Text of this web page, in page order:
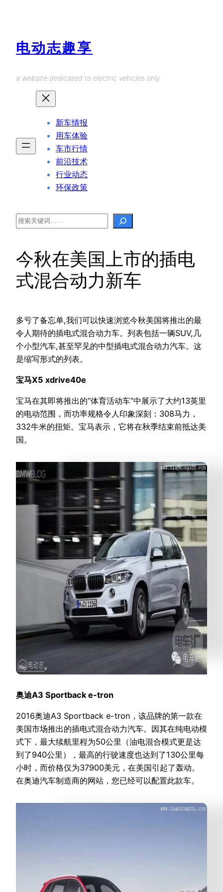
电动志趣享
a website dedicated to electric vehicles only.
新车情报
用车体验
车市行情
前沿技术
行业动态
环保政策
Search
今秋在美国上市的插电
式混合动力新车
多亏了备忘单,我们可以快速浏览今秋美国将推出的最
令人期待的插电式混合动力车。列表包括一辆SUV,几
个小型汽车,甚至罕见的中型插电式混合动力汽车。这
是缩写形式的列表。
宝马X5 xdrive40e
宝马在其即将推出的“体育活动车”中展示了大约13英里
的电动范围，而功率规格令人印象深刻：308马力，
332牛米的扭矩。宝马表示，它将在秋季结束前抵达美
国。
奥迪A3 Sportback e-tron
2016奥迪A3 Sportback e-tron，该品牌的第一款在
美国市场推出的插电式混合动力汽车。因其在纯电动模
式下，最大续航里程为50公里（油电混合模式更是达
到了940公里），最高的行驶速度也达到了130公里每
小时，而价格仅为37900美元，在美国引起了轰动。
在奥迪汽车制造商的网站，您已经可以配置此款车。